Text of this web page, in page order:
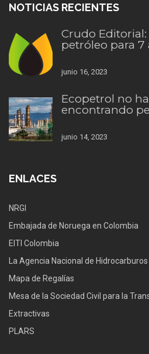
NOTICIAS RECIENTES
Crudo Editorial:
petróleo para 7
junio 16, 2023
Ecopetrol no
encontrando
junio 14, 2023
ENLACES
NRGI
Embajada de Noruega en Colombia
EITI Colombia
La Agencia Nacional de
Mapa de Regalías
Mesa de la Sociedad Civil para la
Extractivas
PLARS